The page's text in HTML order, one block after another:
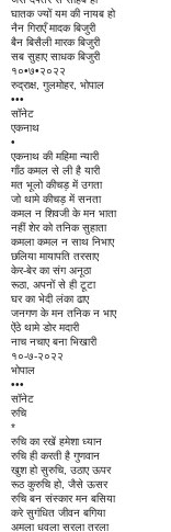
घातक ज्यों यम की नायब हो
नैन गिराएँ मादक बिजुरी
बैन बिसैली मारक बिजुरी
सब सुहाए साधक बिजुरी
१०•७•२०२२
रुद्राक्ष, गुलमोहर, भोपाल
•••
सॉनेट
एकनाथ
•
एकनाथ की महिमा न्यारी
गाँठ कमल से ली है यारी
मत भूलो कीचड़ में उगता
जो थामे कीचड़ में सनता
कमल न शिवजी के मन भाता
नहीं शेर को तनिक सुहाता
कमला कमल न साथ निभाए
छलिया मायापति तरसाए
केर-बेर का संग अनूठा
रूठा, अपनों से ही टूटा
घर का भेदी लंका ढाए
जनगण के मन तनिक न भाए
ऐंठे थामे डोर मदारी
नाच नचाए बना भिखारी
१०-७-२०२२
भोपाल
•••
सॉनेट
रुचि
*
रुचि का रखें हमेशा ध्यान
रुचि ही करती है गुणवान
खुश हो सुरुचि, उठाए ऊपर
रूठ कुरुचि हो, जैसे ऊसर
रुचि बन संस्कार मन बसिया
करे सुगंधित जीवन बगिया
अमला धवला सरला तरला